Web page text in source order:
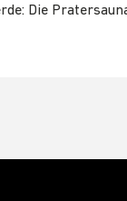
Die